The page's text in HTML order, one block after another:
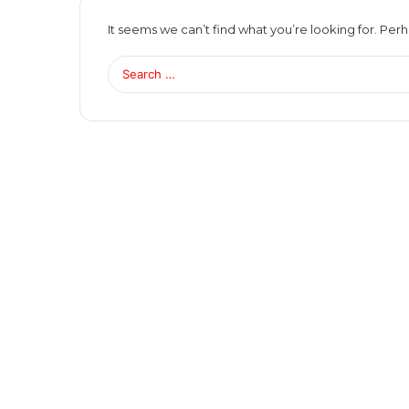
It seems we can’t find what you’re looking for.